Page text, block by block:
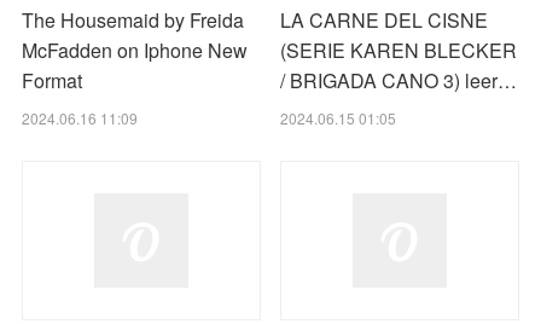
The Housemaid by Freida
McFadden on Iphone New
Format
2024.06.16 11:09
LA CARNE DEL CISNE
(SERIE KAREN BLECKER
/ BRIGADA CANO 3) leer…
2024.06.15 01:05